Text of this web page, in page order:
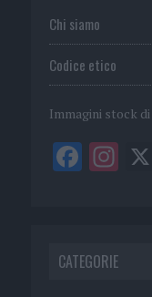
Chi siamo
Codice etico
Immagini stock di
CATEGORIE